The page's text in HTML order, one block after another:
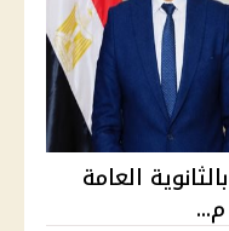
في 3 مواد بالثانوية العامة